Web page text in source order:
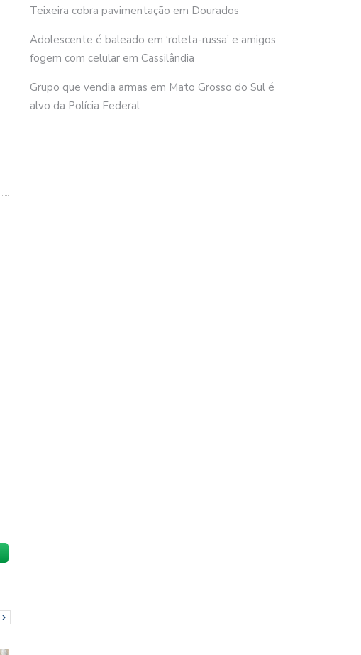
Teixeira cobra pavimentação em Dourados
Adolescente é baleado em ‘roleta-russa’ e amigos
fogem com celular em Cassilândia
Grupo que vendia armas em Mato Grosso do Sul é
alvo da Polícia Federal